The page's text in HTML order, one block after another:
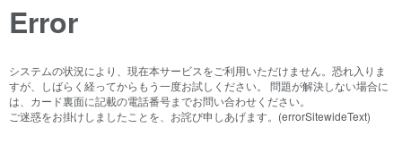
Error
システムの状況により、現在本サービスをご利用いただけません。恐れ入りま
すが、しばらく経ってからもう一度お試しください。 問題が解決しない場合に
は、カード裏面に記載の電話番号までお問い合わせください。
ご迷惑をお掛けしましたことを、お詫び申しあげます。(errorSitewideText)